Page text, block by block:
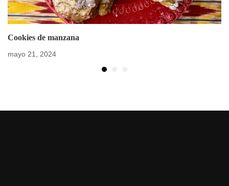
Cookies de manzana
mayo 21, 2024